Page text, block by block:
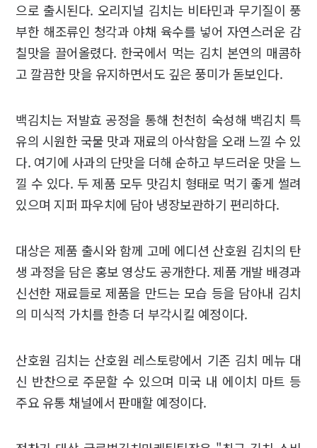
으로 출시된다. 오리지널 김치는 비타민과 무기질이 풍
부한 해조류인 청각과 야채 육수를 넣어 자연스러운 감
칠맛을 끌어올렸다. 한국에서 먹는 김치 본연의 매콤하
고 깔끔한 맛을 유지하면서도 깊은 풍미가 돋보인다.
백김치는 저발효 공정을 통해 천천히 숙성해 백김치 특
유의 시원한 국물 맛과 재료의 아삭함을 오래 느낄 수 있
다. 여기에 사과의 단맛을 더해 순하고 부드러운 맛을 느
낄 수 있다. 두 제품 모두 맛김치 형태로 먹기 좋게 썰려
있으며 지퍼 파우치에 담아 냉장보관하기 편리하다.
대상은 제품 출시와 함께 고메 에디션 산호원 김치의 탄
생 과정을 담은 홍보 영상도 공개한다. 제품 개발 배경과
신선한 재료들로 제품을 만드는 모습 등을 담아내 김치
의 미식적 가치를 한층 더 부각시킬 예정이다.
산호원 김치는 산호원 레스토랑에서 기존 김치 메뉴 대
신 반찬으로 주문할 수 있으며 미국 내 에이치 마트 등
주요 유통 채널에서 판매할 예정이다.